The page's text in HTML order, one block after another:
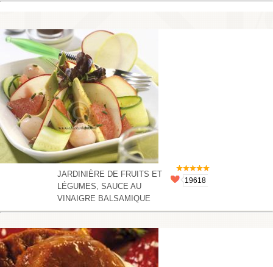
JARDINIÈRE DE FRUITS ET
LÉGUMES, SAUCE AU
VINAIGRE BALSAMIQUE
19618